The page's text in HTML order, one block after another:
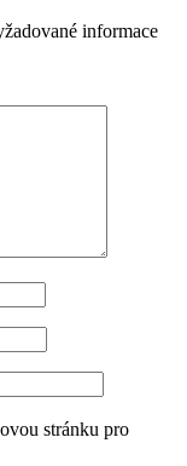
informace
stránku pro